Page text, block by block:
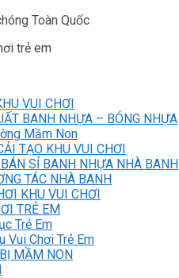
Toàn Quốc
trẻ em
VUI CHƠI
BANH NHỰA – BÓNG NHỰA
Mầm Non
TẠO KHU VUI CHƠI
SỈ BANH NHỰA NHÀ BANH
TÁC NHÀ BANH
KHU VUI CHƠI
TRẺ EM
Trẻ Em
Vui Chơi Trẻ Em
MẦM NON